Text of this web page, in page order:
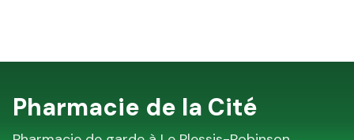
Pharmacie de la Cité